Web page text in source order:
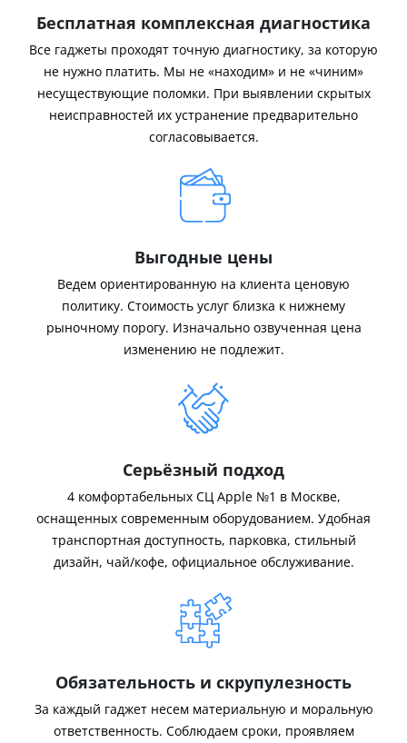
Бесплатная комплексная диагностика
Все гаджеты проходят точную диагностику, за которую
не нужно платить. Мы не «находим» и не «чиним»
несуществующие поломки. При выявлении скрытых
неисправностей их устранение предварительно
согласовывается.
Выгодные цены
Ведем ориентированную на клиента ценовую
политику. Стоимость услуг близка к нижнему
рыночному порогу. Изначально озвученная цена
изменению не подлежит.
Серьёзный подход
4 комфортабельных СЦ Apple №1 в Москве,
оснащенных современным оборудованием. Удобная
транспортная доступность, парковка, стильный
дизайн, чай/кофе, официальное обслуживание.
Обязательность и скрупулезность
За каждый гаджет несем материальную и моральную
ответственность. Соблюдаем сроки, проявляем